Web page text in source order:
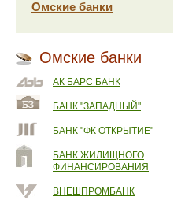
Омские банки
Омские банки
АК БАРС БАНК
БАНК "ЗАПАДНЫЙ"
БАНК "ФК ОТКРЫТИЕ"
БАНК ЖИЛИЩНОГО
ФИНАНСИРОВАНИЯ
ВНЕШПРОМБАНК